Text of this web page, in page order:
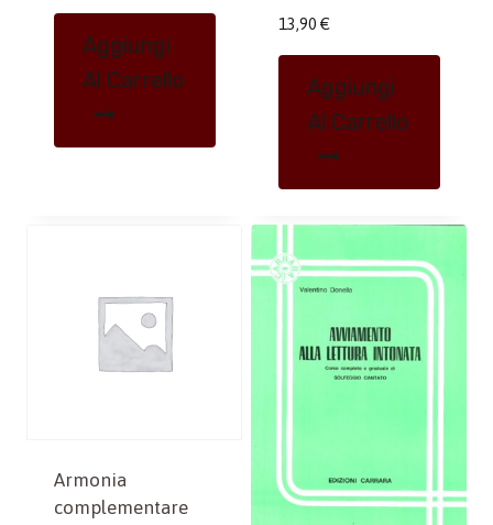
Aggiungi
Al Carrello
13,90 €
Aggiungi
Al Carrello
Armonia
complementare